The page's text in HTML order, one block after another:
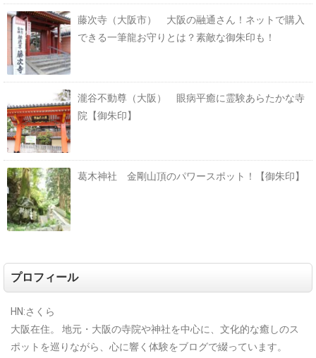
藤次寺（大阪市） 大阪の融通さん！ネットで購入
できる一筆龍お守りとは？素敵な御朱印も！
瀧谷不動尊（大阪） 眼病平癒に霊験あらたかな寺
院【御朱印】
葛木神社 金剛山頂のパワースポット！【御朱印】
プロフィール
HN:さくら
大阪在住。
地元・大阪の寺院や神社を中心に、文化的な癒しのス
ポットを巡りながら、心に響く体験をブログで綴っています。